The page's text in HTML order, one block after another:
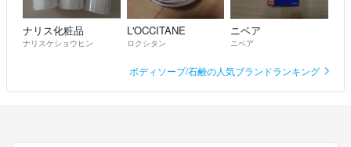
ナリス化粧品
ナリスケショウヒン
L'OCCITANE
ロクシタン
ニベア
ニベア
ボディソープ/石鹸の人気ブランドランキング